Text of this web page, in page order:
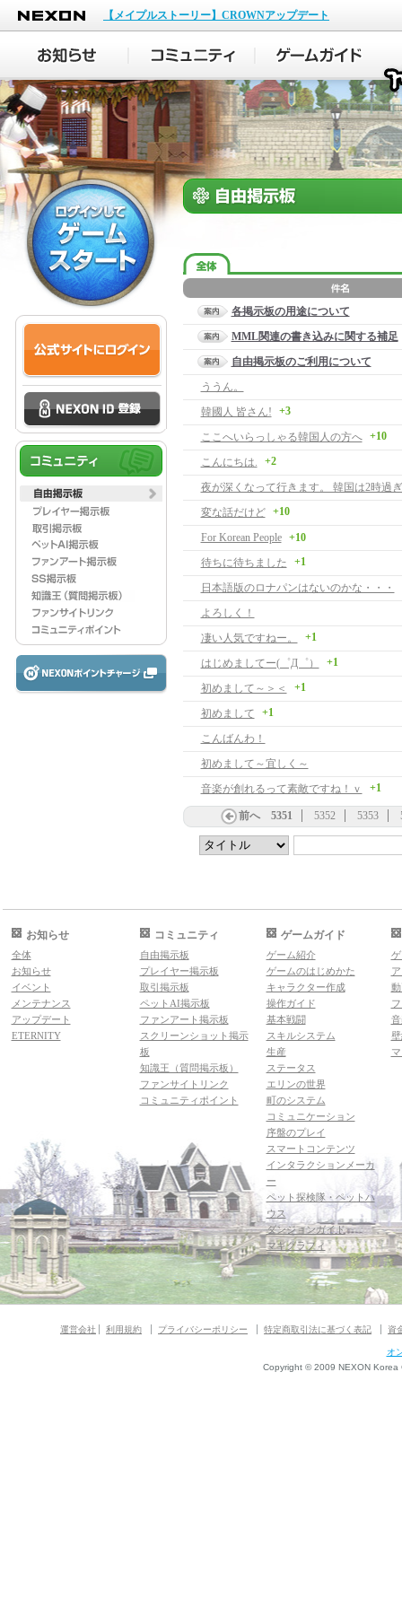
NEXON
【メイプルストーリー】CROWNアップデート
各掲示板の用途について
MML関連の書き込みに関する補足
自由掲示板のご利用について
ううん。
韓國人 皆さん!
+3
ここへいらっしゃる韓国人の方へ +10
こんにちは. +2
夜が深くなって行きます。 韓国は2時過
変な話だけど
+10
For Korean People
+10
待ちに待ちました
+1
日本語版のロナパンはないのかな・・・
よろしく！
凄い人気ですねー。
+1
はじめましてー(゜Д゜） +1
初めまして～＞＜ +1
初めまして +1
こんばんわ！
初めまして～宜しく～
音楽が創れるって素敵ですね！ｖ
+1
前へ 5351 5352 5353
お知らせ
全体
お知らせ
イベント
メンテナンス
アップデート
ETERNITY
コミュニティ
自由掲示板
プレイヤー掲示板
取引掲示板
ペットAI掲示板
ファンアート掲示板
スクリーンショット掲示
板
知識王（質問掲示板）
ファンサイトリンク
コミュニティポイント
ゲームガイド
ゲーム紹介
ゲームのはじめかた
キャラクター作成
操作ガイド
基本戦闘
スキルシステム
生産
ステータス
エリンの世界
町のシステム
コミュニケーション
序盤のプレイ
スマートコンテンツ
インタラクションメーカ
ー
ペット探検隊・ペットハ
ウス
ダンジョンガイド
マギグラフィ
運営会社 利用規約 プライバシーポリシー 特定商取引法に基づく表記 資
オ
Copyright © 2009 NEXON Korea